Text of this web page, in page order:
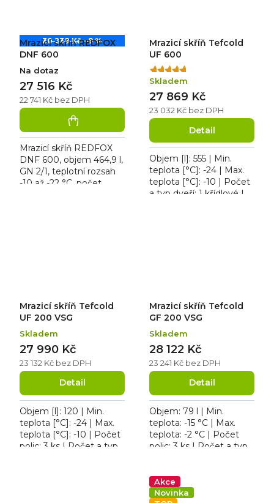
30 238 Kč –9 %
Mrazicí skříň REDFOX
DNF 600
Na dotaz
22 741 Kč bez DPH
27 516 Kč
Mrazicí skříň REDFOX
DNF 600, objem 464,9 l,
GN 2/1, teplotní rozsah
-10 až -22 °C, počet
Mrazicí skříň Tefcold
UF 600
Průměrné
hodnocení
produktu
je
5,0
5
hvězdiček.
Skladem
23 032 Kč bez DPH
27 869 Kč
Detail
Objem [l]: 555 | Min.
teplota [°C]: -24 | Max.
teplota [°C]: -10 | Počet
a typ dveří: 1 křídlové |
Mrazicí skříň Tefcold
UF 200 VSG
Skladem
23 132 Kč bez DPH
27 990 Kč
Detail
Objem [l]: 120 | Min.
teplota [°C]: -24 | Max.
teplota [°C]: -10 | Počet
polic: 3 ks | Počet a typ
Mrazicí skříň Tefcold
GF 200 VSG
Skladem
23 241 Kč bez DPH
28 122 Kč
Detail
Objem: 79 l | Min.
teplota: -15 °C | Max.
teplota: -2 °C | Počet
polic: 3 ks | Počet a typ
osvětlení ano,...
Akce
Novinka